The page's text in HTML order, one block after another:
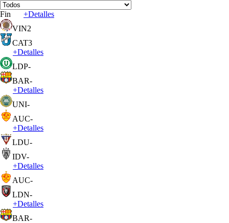
Fin +Detalles
VIN2
CAT3
+Detalles
LDP-
BAR-
+Detalles
UNI-
AUC-
+Detalles
LDU-
IDV-
+Detalles
AUC-
LDN-
+Detalles
BAR-